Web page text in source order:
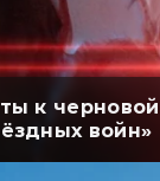
к
войн»